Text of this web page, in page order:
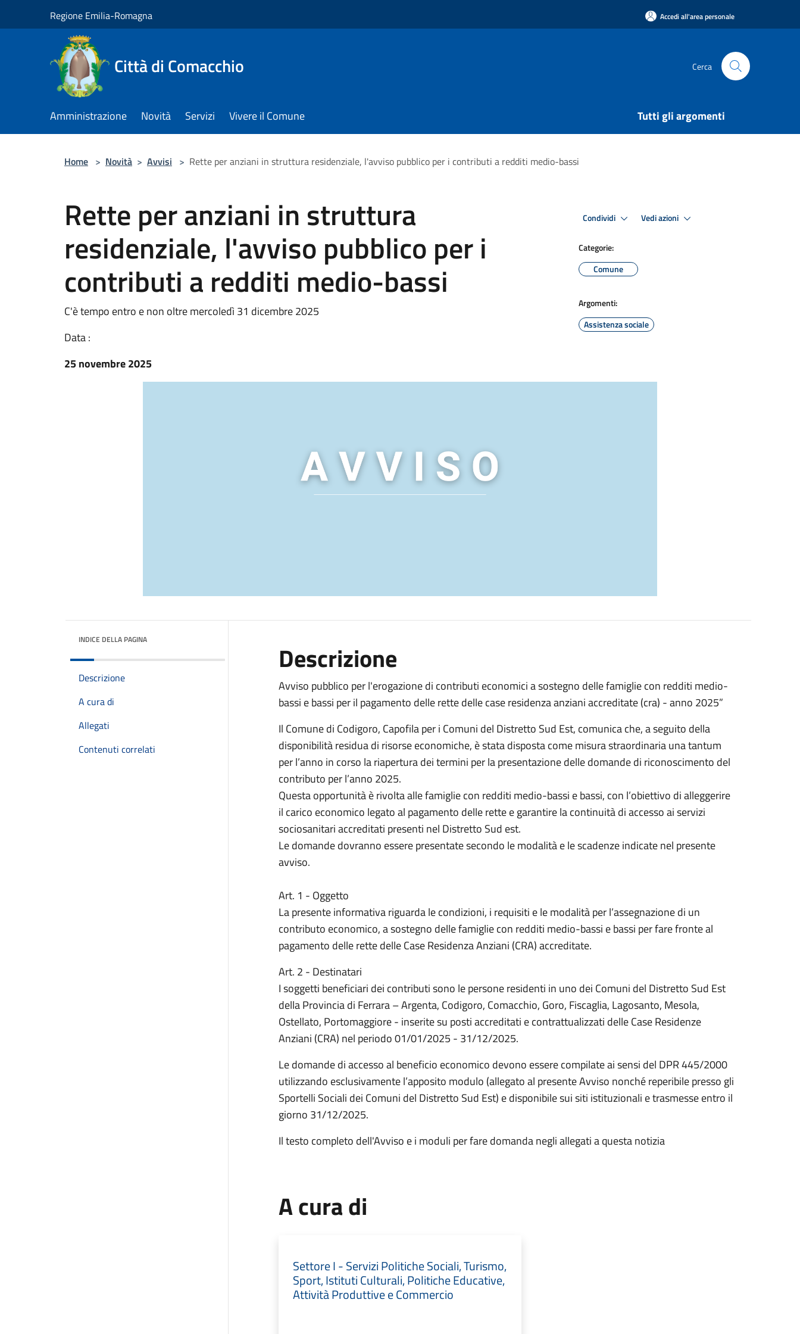
Regione Emilia-Romagna Accedi all'area personale
Città di Comacchio Cerca
Amministrazione Novità Servizi Vivere il Comune Tutti gli argomenti
Home > Novità > Avvisi > Rette per anziani in struttura residenziale, l'avviso pubblico per i contributi a redditi medio-bassi
Rette per anziani in struttura
residenziale, l'avviso pubblico per i
contributi a redditi medio-bassi
C'è tempo entro e non oltre mercoledì 31 dicembre 2025
Data :
25 novembre 2025
Condividi Vedi azioni
Categorie:
Comune
Argomenti:
Assistenza sociale
INDICE DELLA PAGINA
Descrizione
A cura di
Allegati
Contenuti correlati
Descrizione
Avviso pubblico per l'erogazione di contributi economici a sostegno delle famiglie con redditi medio-
bassi e bassi per il pagamento delle rette delle case residenza anziani accreditate (cra) - anno 2025”
Il Comune di Codigoro, Capofila per i Comuni del Distretto Sud Est, comunica che, a seguito della
disponibilità residua di risorse economiche, è stata disposta come misura straordinaria una tantum
per l’anno in corso la riapertura dei termini per la presentazione delle domande di riconoscimento del
contributo per l’anno 2025.
Questa opportunità è rivolta alle famiglie con redditi medio-bassi e bassi, con l’obiettivo di alleggerire
il carico economico legato al pagamento delle rette e garantire la continuità di accesso ai servizi
sociosanitari accreditati presenti nel Distretto Sud est.
Le domande dovranno essere presentate secondo le modalità e le scadenze indicate nel presente
avviso.
Art. 1 - Oggetto
La presente informativa riguarda le condizioni, i requisiti e le modalità per l’assegnazione di un
contributo economico, a sostegno delle famiglie con redditi medio-bassi e bassi per fare fronte al
pagamento delle rette delle Case Residenza Anziani (CRA) accreditate.
Art. 2 - Destinatari
I soggetti beneficiari dei contributi sono le persone residenti in uno dei Comuni del Distretto Sud Est
della Provincia di Ferrara – Argenta, Codigoro, Comacchio, Goro, Fiscaglia, Lagosanto, Mesola,
Ostellato, Portomaggiore - inserite su posti accreditati e contrattualizzati delle Case Residenze
Anziani (CRA) nel periodo 01/01/2025 - 31/12/2025.
Le domande di accesso al beneficio economico devono essere compilate ai sensi del DPR 445/2000
utilizzando esclusivamente l’apposito modulo (allegato al presente Avviso nonché reperibile presso gli
Sportelli Sociali dei Comuni del Distretto Sud Est) e disponibile sui siti istituzionali e trasmesse entro il
giorno 31/12/2025.
Il testo completo dell'Avviso e i moduli per fare domanda negli allegati a questa notizia
A cura di
Settore I - Servizi Politiche Sociali, Turismo,
Sport, Istituti Culturali, Politiche Educative,
Attività Produttive e Commercio